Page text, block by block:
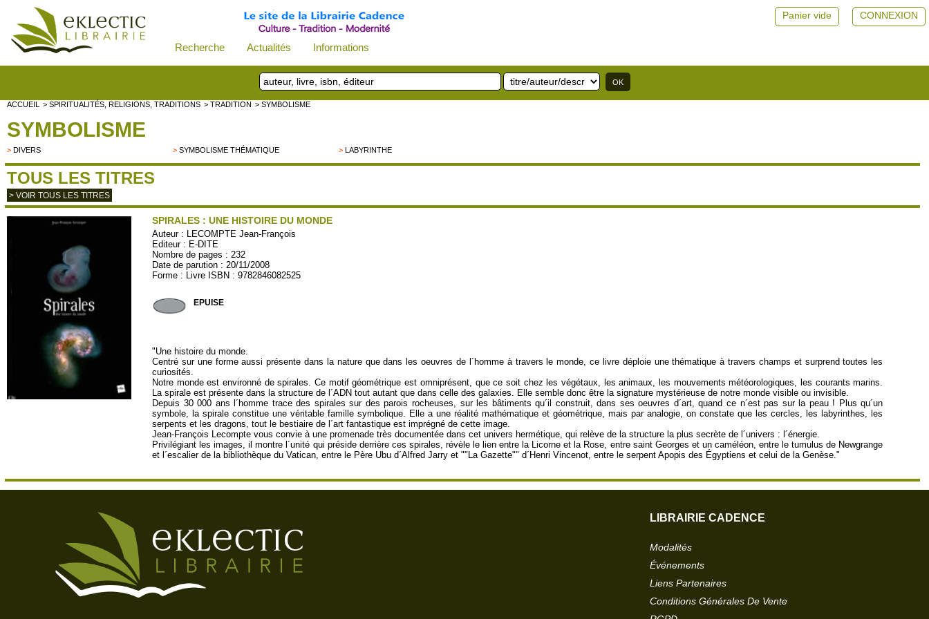
Recherche Actualités Informations
CONNEXION
Panier vide
ACCUEIL > SPIRITUALITÉS, RELIGIONS, TRADITIONS > TRADITION > SYMBOLISME
SYMBOLISME
> DIVERS >SYMBOLISME THÉMATIQUE >LABYRINTHE
TOUS LES TITRES
> VOIR TOUS LES TITRES
SPIRALES : UNE HISTOIRE DU MONDE
Auteur : LECOMPTE Jean-François
Editeur : E-DITE
Nombre de pages : 232
Date de parution : 20/11/2008
Forme : Livre ISBN : 9782846082525
EPUISE
"Une histoire du monde.
Centré sur une forme aussi présente dans la nature que dans les oeuvres de l´homme à travers le monde, ce livre déploie une thématique à travers champs et surprend toutes les
curiosités.
Notre monde est environné de spirales. Ce motif géométrique est omniprésent, que ce soit chez les végétaux, les animaux, les mouvements météorologiques, les courants marins.
La spirale est présente dans la structure de l´ADN tout autant que dans celle des galaxies. Elle semble donc être la signature mystérieuse de notre monde visible ou invisible.
Depuis 30 000 ans l´homme trace des spirales sur des parois rocheuses, sur les bâtiments qu´il construit, dans ses oeuvres d´art, quand ce n´est pas sur la peau ! Plus qu´un
symbole, la spirale constitue une véritable famille symbolique. Elle a une réalité mathématique et géométrique, mais par analogie, on constate que les cercles, les labyrinthes, les
serpents et les dragons, tout le bestiaire de l´art fantastique est imprégné de cette image.
Jean-François Lecompte vous convie à une promenade très documentée dans cet univers hermétique, qui relève de la structure la plus secrète de l´univers : l´énergie.
Privilégiant les images, il montre l´unité qui préside derrière ces spirales, révèle le lien entre la Licorne et la Rose, entre saint Georges et un caméléon, entre le tumulus de Newgrange
et l´escalier de la bibliothèque du Vatican, entre le Père Ubu d´Alfred Jarry et ""La Gazette"" d´Henri Vincenot, entre le serpent Apopis des Égyptiens et celui de la Genèse."
LIBRAIRIE CADENCE
Modalités
Événements
Liens Partenaires
Conditions Générales De Vente